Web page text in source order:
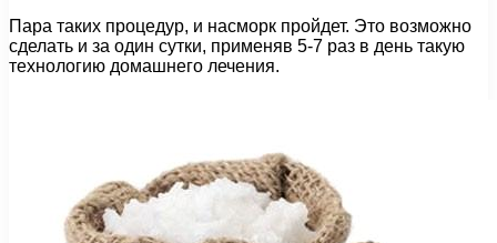
Пара таких процедур, и насморк пройдет. Это возможно
сделать и за один сутки, применяв 5-7 раз в день такую
технологию домашнего лечения.